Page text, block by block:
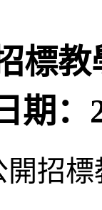
標
期：
開招